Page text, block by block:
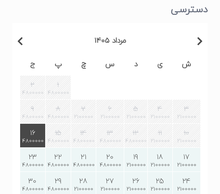
دسترسی
مرداد 1405
ش
ی د س چ پ ج
1
4800000
2
4800000
3
2100000
4
2100000
5
2100000
6
2100000
7
2100000
8
4800000
9
4800000
10
2100000
11
2100000
12
4800000
13
4800000
14
4800000
15
4800000
16
4800000
17
2100000
18
2100000
19
2100000
20
4800000
21
4800000
22
4800000
23
4800000
24
2100000
25
2100000
26
2100000
27
2100000
28
2100000
29
4800000
30
4800000